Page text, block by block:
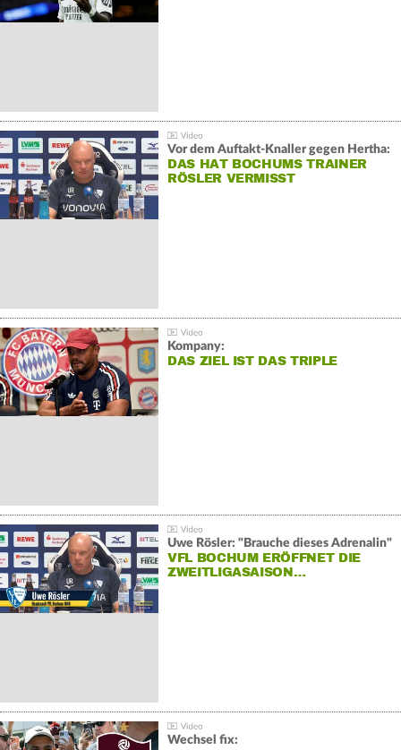
Vor dem Auftakt-Knaller gegen Hertha:
DAS HAT BOCHUMS TRAINER
RÖSLER VERMISST
Kompany:
DAS ZIEL IST DAS TRIPLE
Uwe Rösler: "Brauche dieses Adrenalin"
VFL BOCHUM ERÖFFNET DIE
ZWEITLIGASAISON…
Wechsel fix: